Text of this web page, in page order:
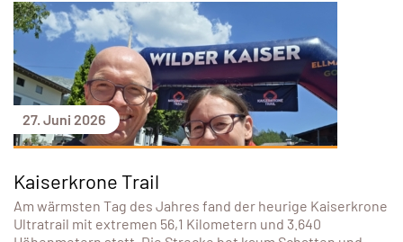
27. Juni 2026
Kaiserkrone Trail
Am wärmsten Tag des Jahres fand der heurige Kaiserkrone
Ultratrail mit extremen 56,1 Kilometern und 3.640